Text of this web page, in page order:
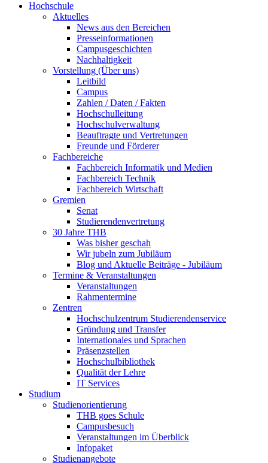
Hochschule
Aktuelles
News aus den Bereichen
Presseinformationen
Campusgeschichten
Nachhaltigkeit
Vorstellung (Über uns)
Leitbild
Campus
Zahlen / Daten / Fakten
Hochschulleitung
Hochschulverwaltung
Beauftragte und Vertretungen
Freunde und Förderer
Fachbereiche
Fachbereich Informatik und Medien
Fachbereich Technik
Fachbereich Wirtschaft
Gremien
Senat
Studierendenvertretung
30 Jahre THB
Was bisher geschah
Wir jubeln zum Jubiläum
Blog und Aktuelle Beiträge - Jubiläum
Termine & Veranstaltungen
Veranstaltungen
Rahmentermine
Zentren
Hochschulzentrum Studierendenservice
Gründung und Transfer
Internationales und Sprachen
Präsenzstellen
Hochschulbibliothek
Qualität der Lehre
IT Services
Studium
Studienorientierung
THB goes Schule
Campusbesuch
Veranstaltungen im Überblick
Infopaket
Studienangebote